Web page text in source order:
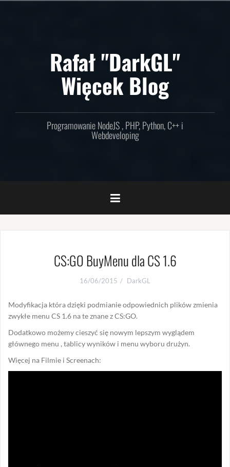
Rafał "DarkGL"
Więcek Blog
Programowanie NodeJS , PHP, Python, C++ i
Webdeveloping
CS:GO BuyMenu dla CS 1.6
16/06/2015 DarkGL
Modyfikacja która dzięki podmianie odpowiednich plików zmienia
zwykłe menu CS 1.6 na te znane z CS:GO.
Dodatkowo możemy cieszyć się nowym lepszym wyglądem
głównego menu , tablicy wyników i menu wyboru drużyn.
Więcej na Filmie i Screenach: